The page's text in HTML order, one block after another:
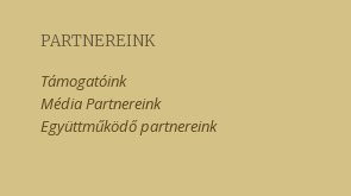
PARTNEREINK
Támogatóink
Média Partnereink
Együttműködő partnereink